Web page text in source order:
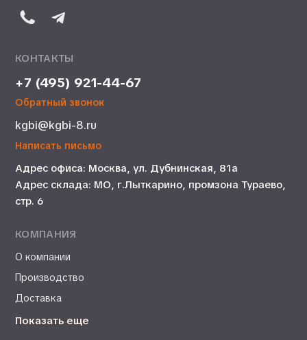
КОНТАКТЫ
+7 (495) 921-44-67
Обратный звонок
kgbi@kgbi-8.ru
Написать письмо
Адрес офиса: Москва, ул. Дубнинская, 81а
Адрес склада: МО, г.Лыткарино, промзона Тураево,
стр. 6
КОМПАНИЯ
О компании
Производство
Доставка
Показать еще